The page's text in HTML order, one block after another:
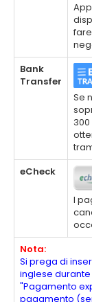
Bank
Transfer
Se
eCheck
I
Nota:
Si prega di
inglese
"Pagamento
pagamento